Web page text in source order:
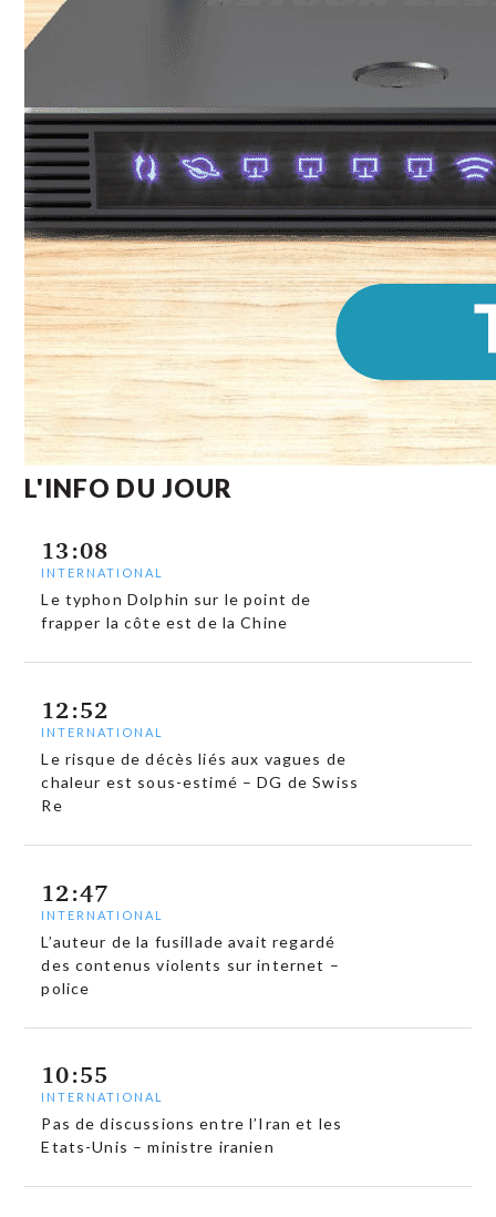
L'INFO DU JOUR
13:08
INTERNATIONAL
Le typhon Dolphin sur le point de
frapper la côte est de la Chine
12:52
INTERNATIONAL
Le risque de décès liés aux vagues de
chaleur est sous-estimé – DG de Swiss
Re
12:47
INTERNATIONAL
L’auteur de la fusillade avait regardé
des contenus violents sur internet –
police
10:55
INTERNATIONAL
Pas de discussions entre l’Iran et les
Etats-Unis – ministre iranien